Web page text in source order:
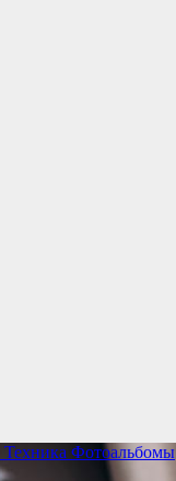
Техника Фотоальбомы